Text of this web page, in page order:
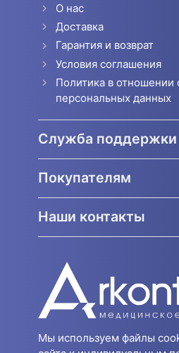
О нас
Доставка
Гарантия и возврат
Условия соглашения
Политика в отношении
персональных данных
Служба поддержки
Покупателям
Наши контакты
Мы используем файлы